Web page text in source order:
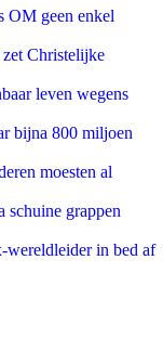
OM geen enkel
Christelijke
leven wegens
bijna 800 miljoen
moesten al
schuine grappen
in bed af